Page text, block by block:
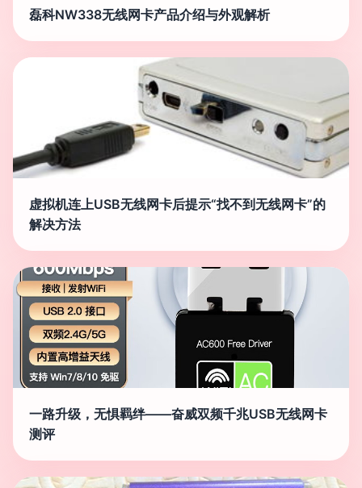
磊科NW338无线网卡产品介绍与外观解析
虚拟机连上USB无线网卡后提示“找不到无线网卡”的
解决方法
一路升级，无惧羁绊——奋威双频千兆USB无线网卡
测评